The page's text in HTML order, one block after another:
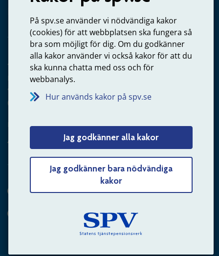
På spv.se använder vi nödvändiga kakor
(cookies) för att webbplatsen ska fungera så
bra som möjligt för dig. Om du godkänner
alla kakor använder vi också kakor för att du
ska kunna chatta med oss och för
webbanalys.
Hur används kakor på spv.se
Jag godkänner alla kakor
Jag godkänner bara nödvändiga
kakor
Arbetsgivare
Frågor om administration av tjänstepension från statlig
anställning
060-18 75 03
Kontakta oss
Arbetsgivare – skicka mejl till oss
Hitta svaret på din fråga
Andra sätt att kontakta oss